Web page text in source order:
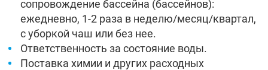
сопровождение бассейна (бассейнов):
ежедневно, 1-2 раза в неделю/месяц/квартал,
с уборкой чаш или без нее.
Ответственность за состояние воды.
Поставка химии и других расходных